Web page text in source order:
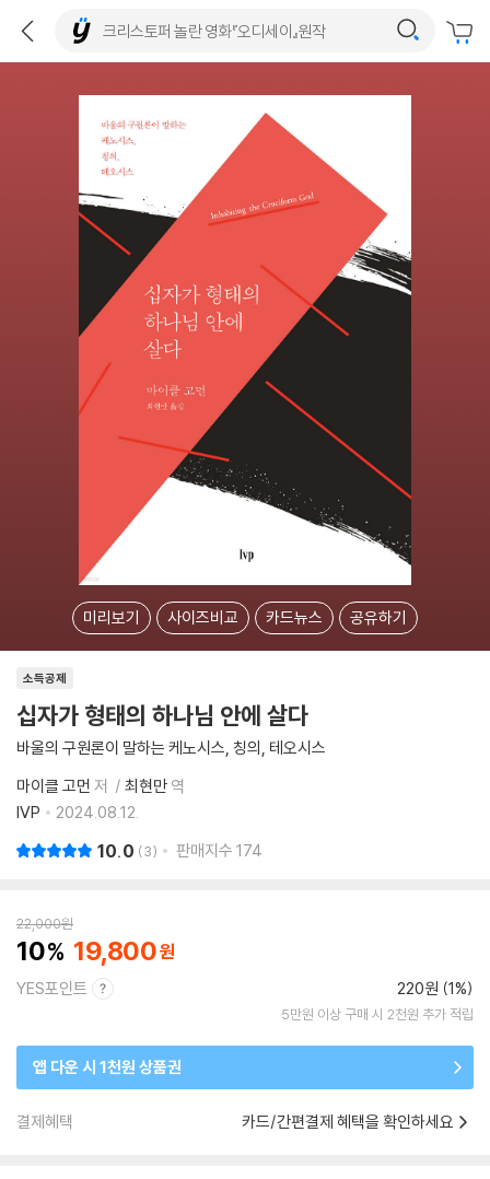
미리보기 사이즈비교 카드뉴스 공유하기
소득공제
십자가 형태의 하나님 안에 살다
바울의 구원론이 말하는 케노시스, 칭의, 테오시스
마이클 고먼 저 최현만 역
IVP
2024.08.12.
10.0 3 판매지수 174
22,000원
10 19,800
YES포인트 220원 (1%)
5만원 이상 구매 시 2천원 추가 적립
앱 다운 시 1천원 상품권
결제혜택 카드/간편결제 혜택을 확인하세요